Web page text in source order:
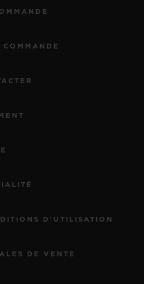
COMMANDE
D'UTILISATION
DE VENTE